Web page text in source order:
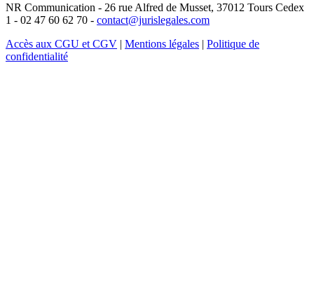
NR Communication - 26 rue Alfred de Musset, 37012 Tours Cedex
1 - 02 47 60 62 70 - contact@jurislegales.com
Accès aux CGU et CGV | Mentions légales | Politique de
confidentialité